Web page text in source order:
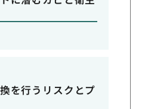
を行うリスクとプ